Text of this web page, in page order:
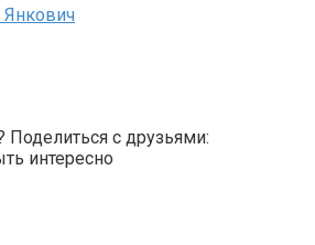
Янкович
Поделиться с друзьями:
интересно